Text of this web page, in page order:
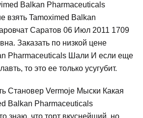
Balkan Pharmaceuticals
взять Tamoximed Balkan
Саратов 06 Июл 2011 1709
Заказать по низкой цене
Pharmaceuticals Шали И если еще
то это ее только усугубит.
Становер Vermoje Мыски Какая
Balkan Pharmaceuticals